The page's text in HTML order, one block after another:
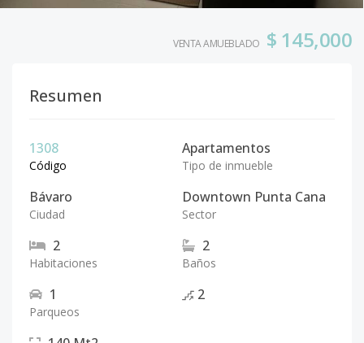
VENTA AMUEBLADO $ 145,000
Resumen
1308
Código
Apartamentos
Tipo de inmueble
Bávaro
Ciudad
Downtown Punta Cana
Sector
2
Habitaciones
2
Baños
1
Parqueos
2